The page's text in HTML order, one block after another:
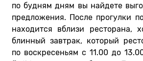
по будням дням вы найдете
предложения. После прогулки
находится вблизи ресторана,
блинный завтрак, который
по воскресеньям с 11.00 до